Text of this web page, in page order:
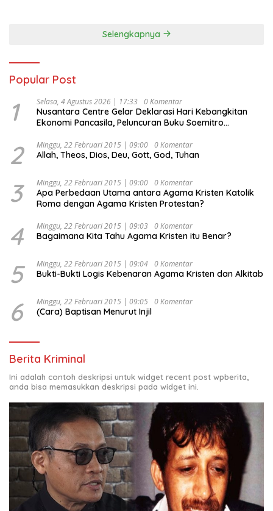
Selengkapnya
Popular Post
1 Selasa, 4 Agustus 2026 | 17:33 0 Komentar
Nusantara Centre Gelar Deklarasi Hari Kebangkitan
Ekonomi Pancasila, Peluncuran Buku Soemitro
Ekonomi Politik Indonesia) & Simposium Nasional
“Urgensi Undang-Undang Perekonomian Nasional dan
Indonesia Emas 2045”,
2 Minggu, 22 Februari 2015 | 09:00 0 Komentar
Allah, Theos, Dios, Deu, Gott, God, Tuhan
3 Minggu, 22 Februari 2015 | 09:00 0 Komentar
Apa Perbedaan Utama antara Agama Kristen Katolik
Roma dengan Agama Kristen Protestan?
4 Minggu, 22 Februari 2015 | 09:03 0 Komentar
Bagaimana Kita Tahu Agama Kristen itu Benar?
5 Minggu, 22 Februari 2015 | 09:04 0 Komentar
Bukti-Bukti Logis Kebenaran Agama Kristen dan Alkitab
6 Minggu, 22 Februari 2015 | 09:05 0 Komentar
(Cara) Baptisan Menurut Injil
Berita Kriminal
Ini adalah contoh deskripsi untuk widget recent post wpberita,
anda bisa memasukkan deskripsi pada widget ini.